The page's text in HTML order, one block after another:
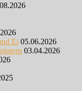
Ei 05.06.2026
03.04.2026